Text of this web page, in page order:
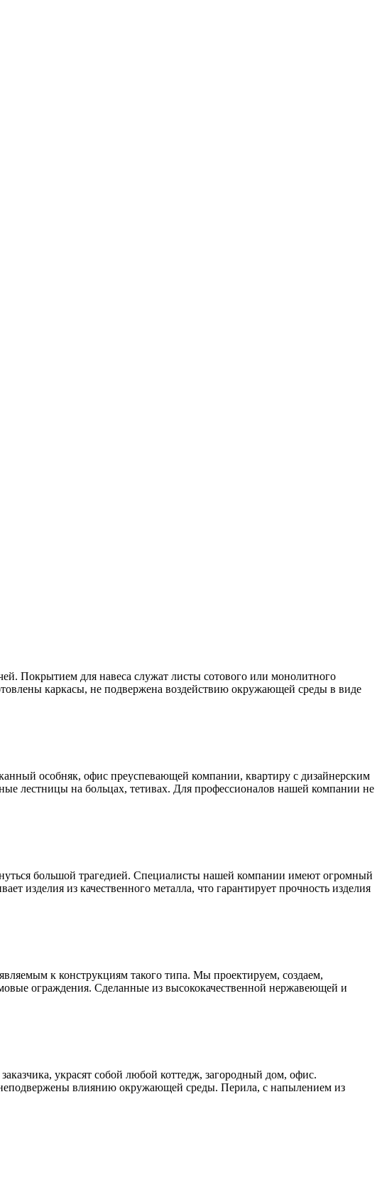
Покрытием для навеса служат листы сотового или монолитного
каркасы, не подвержена воздействию окружающей среды в виде
особняк, офис преуспевающей компании, квартиру с дизайнерским
лестницы на больцах, тетивах. Для профессионалов нашей компании не
большой трагедией. Специалисты нашей компании имеют огромный
изделия из качественного металла, что гарантирует прочность изделия
к конструкциям такого типа. Мы проектируем, создаем,
ограждения. Сделанные из высококачественной нержавеющей и
украсят собой любой коттедж, загородный дом, офис.
влиянию окружающей среды. Перила, с напылением из